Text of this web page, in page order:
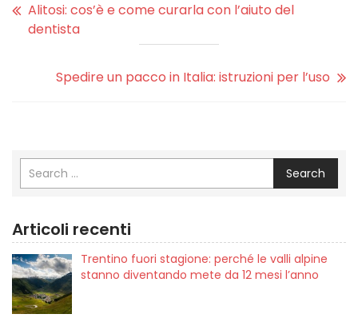
Alitosi: cos’è e come curarla con l’aiuto del
dentista
Spedire un pacco in Italia: istruzioni per l’uso
Search
Articoli recenti
Trentino fuori stagione: perché le valli alpine
stanno diventando mete da 12 mesi l’anno